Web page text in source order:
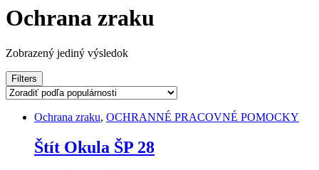
Ochrana zraku
Zobrazený jediný výsledok
Filters
Ochrana zraku, OCHRANNÉ PRACOVNÉ POMOCKY
Štít Okula ŠP 28